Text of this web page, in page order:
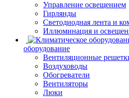
Управление освещением
Гирлянды
Светодиодная лента и
Иллюминация и
оборудование
Вентиляционные
Воздуховоды
Обогреватели
Вентиляторы
Люки